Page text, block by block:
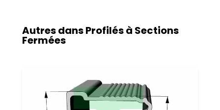
Autres dansProfilés à Sections
Fermées